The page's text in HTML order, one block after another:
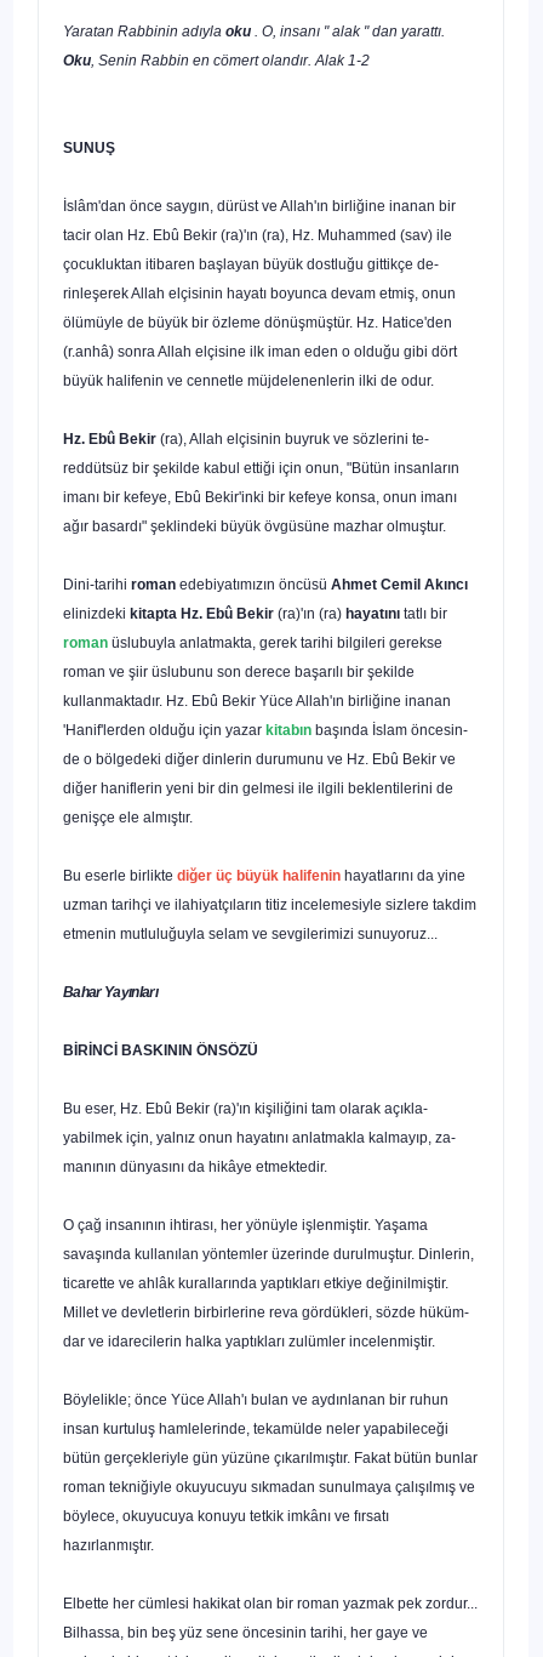
Yaratan Rabbinin adıyla oku . O, insanı " alak " dan yarattı.
Oku, Senin Rabbin en cömert olandır. Alak 1-2
SUNUŞ
İslâm'dan önce saygın, dürüst ve Allah'ın birliğine inanan bir
tacir olan Hz. Ebû Bekir (ra)'ın (ra), Hz. Muhammed (sav) ile
çocukluktan itibaren başlayan büyük dostluğu gittikçe de­
rinleşerek Allah elçisinin hayatı boyunca devam etmiş, onun
ölümüyle de büyük bir özleme dönüşmüştür. Hz. Hatice'den
(r.anhâ) sonra Allah elçisine ilk iman eden o olduğu gibi dört
büyük halifenin ve cennetle müjdelenenlerin ilki de odur.
Hz. Ebû Bekir (ra), Allah elçisinin buyruk ve sözlerini te­
reddütsüz bir şekilde kabul ettiği için onun, "Bütün insanların
imanı bir kefeye, Ebû Bekir'inki bir kefeye konsa, onun imanı
ağır basardı" şeklindeki büyük övgüsüne mazhar olmuştur.
Dini-tarihi roman edebiyatımızın öncüsü Ahmet Cemil Akıncı
elinizdeki kitapta Hz. Ebû Bekir (ra)'ın (ra) hayatını tatlı bir
roman üslubuyla anlatmakta, gerek tarihi bilgileri ge­rekse
roman ve şiir üslubunu son derece başarılı bir şekilde
kullanmaktadır. Hz. Ebû Bekir Yüce Allah'ın birliğine inanan
'Hanif'lerden olduğu için yazar kitabın başında İslam öncesin­
de o bölgedeki diğer dinlerin durumunu ve Hz. Ebû Bekir ve
diğer haniflerin yeni bir din gelmesi ile ilgili beklentilerini de
genişçe ele almıştır.
Bu eserle birlikte diğer üç büyük halifenin hayatlarını da yine
uzman tarihçi ve ilahiyatçıların titiz incelemesiyle sizlere takdim
etmenin mutluluğuyla selam ve sevgilerimizi sunuyo­ruz...
Bahar Yayınları
BİRİNCİ BASKININ ÖNSÖZÜ
Bu eser, Hz. Ebû Bekir (ra)'ın kişiliğini tam olarak açıkla­
yabilmek için, yalnız onun hayatını anlatmakla kalmayıp, za­
manının dünyasını da hikâye etmektedir.
O çağ insanının ihtirası, her yönüyle işlenmiştir. Yaşama
savaşında kullanılan yöntemler üzerinde durulmuştur. Dinlerin,
ticarette ve ahlâk kurallarında yaptıkları etkiye değinilmiştir.
Millet ve devletlerin birbirlerine reva gördükleri, sözde hüküm­
dar ve idarecilerin halka yaptıkları zulümler incelenmiştir.
Böylelikle; önce Yüce Allah'ı bulan ve aydınlanan bir ru­hun
insan kurtuluş hamlelerinde, tekamülde neler yapabile­ceği
bütün gerçekleriyle gün yüzüne çıkarılmıştır. Fakat bütün bunlar
roman tekniğiyle okuyucuyu sıkmadan sunulmaya ça­lışılmış ve
böylece, okuyucuya konuyu tetkik imkânı ve fırsatı
hazırlanmıştır.
Elbette her cümlesi hakikat olan bir roman yazmak pek zordur...
Bilhassa, bin beş yüz sene öncesinin tarihi, her gaye ve